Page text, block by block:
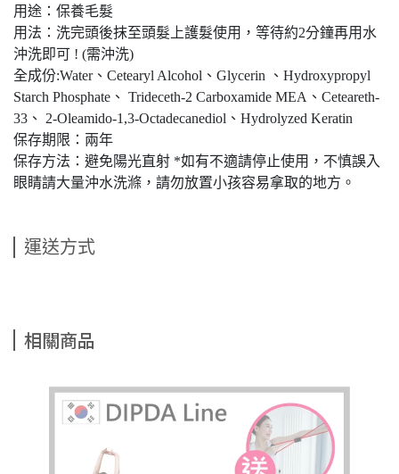
用途：保養毛髮
用法：洗完頭後抹至頭髮上護髮使用，等待約2分鐘再用水
沖洗即可 ! (需沖洗)
全成份:Water、Cetearyl Alcohol、Glycerin 、Hydroxypropyl
Starch Phosphate、 Trideceth-2 Carboxamide MEA、Ceteareth-
33、 2-Oleamido-1,3-Octadecanediol、Hydrolyzed Keratin
保存期限：兩年
保存方法：避免陽光直射 *如有不適請停止使用，不慎誤入
眼睛請大量沖水洗滌，請勿放置小孩容易拿取的地方。
運送方式
相關商品